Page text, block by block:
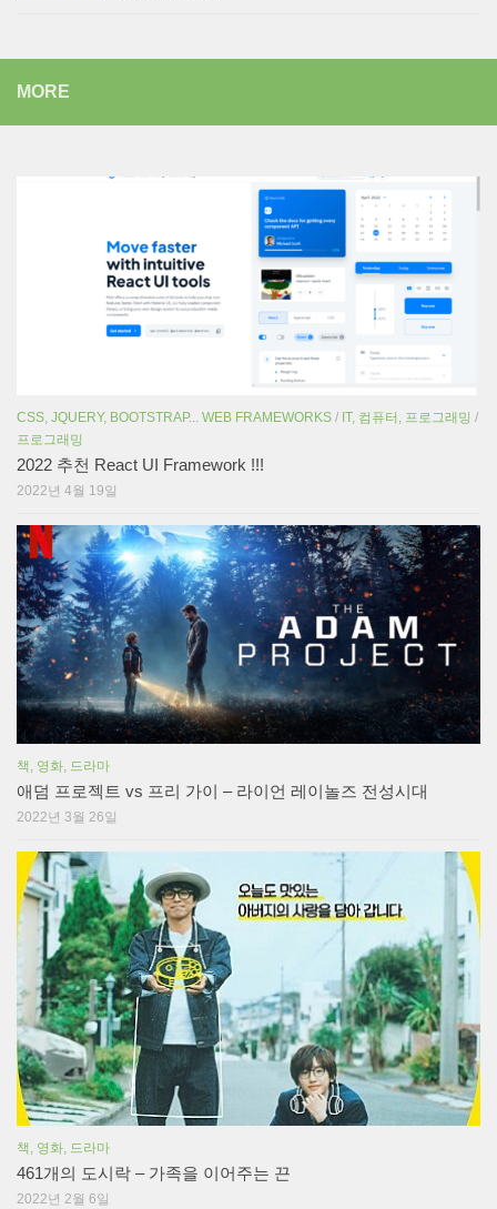
MORE
CSS, JQUERY, BOOTSTRAP... WEB FRAMEWORKS / IT, 컴퓨터, 프로그래밍 /
프로그래밍
2022 추천 React UI Framework !!!
2022년 4월 19일
책, 영화, 드라마
애덤 프로젝트 vs 프리 가이 – 라이언 레이놀즈 전성시대
2022년 3월 26일
책, 영화, 드라마
461개의 도시락 – 가족을 이어주는 끈
2022년 2월 6일